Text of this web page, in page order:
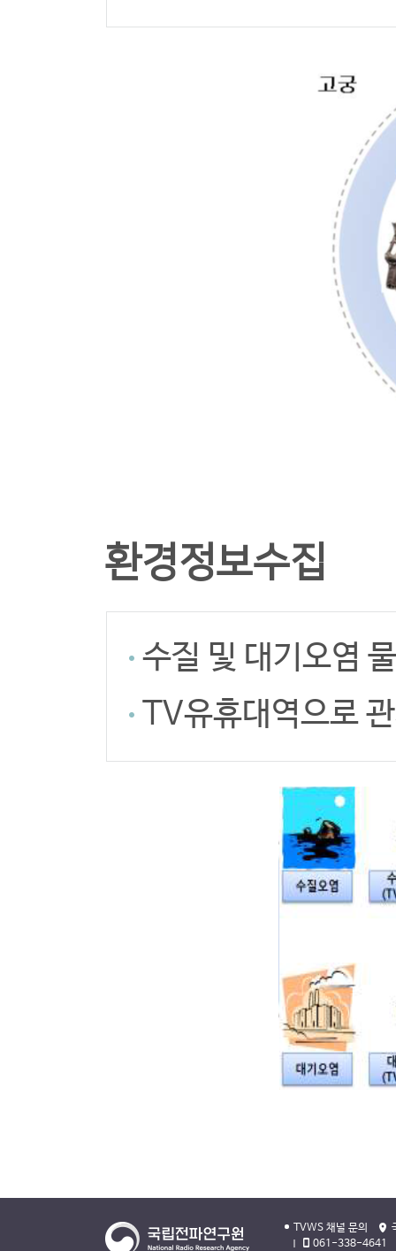
환경정보수집
수질 및 대기오염
TV유휴대역으로
TVWS 채널 문의
061-338-4641